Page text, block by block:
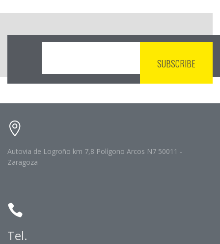
Autovia de Logroño km 7,8 Polígono Arcos N7 50011 -
Zaragoza
Tel.